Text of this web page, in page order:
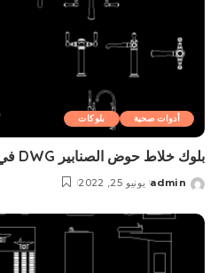
أدوات صحية بلوکات
بلوك خلاط حوض الصنابير DWG في أوتوكاد ، تحميل
Posted
admin يونيو 25, 2022